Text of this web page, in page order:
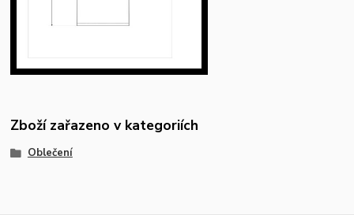
Zboží zařazeno v kategoriích
Oblečení